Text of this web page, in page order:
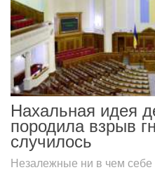
Нахальная идея
породила взрыв
случилось
Незалежные ни в чем себе